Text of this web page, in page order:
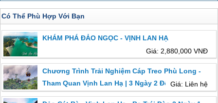
Có Thể Phù Hợp Với Bạn
KHÁM PHÁ ĐẢO NGỌC - VỊNH LAN HẠ
Giá: 2,880,000 VNĐ
Chương Trình Trải Nghiệm Cáp Treo Phù Long -
Tham Quan Vịnh Lan Hạ | 3 Ngày 2 ĐêmGiá: Liên hệ